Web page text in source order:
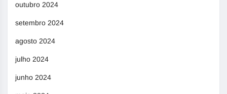
outubro 2024
setembro 2024
agosto 2024
julho 2024
junho 2024